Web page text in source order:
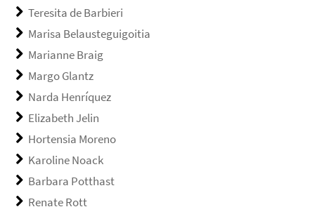
Teresita de Barbieri
Marisa Belausteguigoitia
Marianne Braig
Margo Glantz
Narda Henríquez
Elizabeth Jelin
Hortensia Moreno
Karoline Noack
Barbara Potthast
Renate Rott